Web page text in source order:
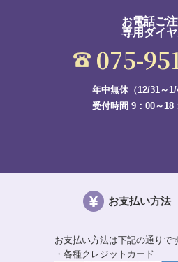
お電話ご
専用ダイ
075-
年中無休（12/31～1/
受付時間 9：00～18
お支払い方法
お支払い方法は下記の通りで
・各種クレジットカード